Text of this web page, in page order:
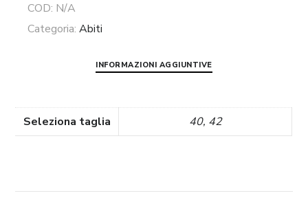
floreali
Soani
COD: N/A
Categoria:Abiti
INFORMAZIONI AGGIUNTIVE
Seleziona taglia 40, 42